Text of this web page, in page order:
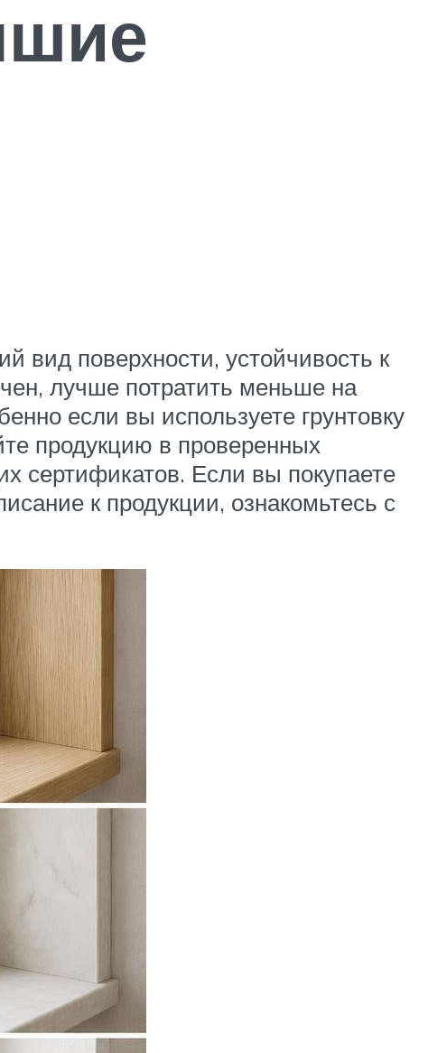
вид поверхности, устойчивость к
лучше потратить меньше на
если вы используете грунтовку
продукцию в проверенных
сертификатов. Если вы покупаете
к продукции, ознакомьтесь с